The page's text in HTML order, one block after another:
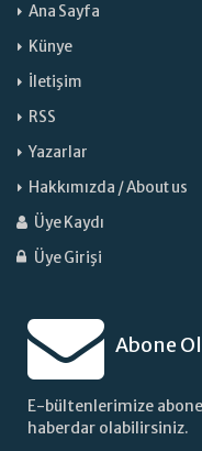
Ana Sayfa
Künye
İletişim
RSS
Yazarlar
Hakkımızda / About us
Üye Kaydı
Üye Girişi
Abone Ol
E-bültenlerimize
haberdar olabilirsiniz.